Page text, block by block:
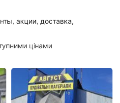
акции, доставка,
цінами